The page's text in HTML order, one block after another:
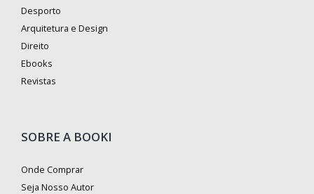
Desporto
Arquitetura e Design
Direito
Ebooks
Revistas
SOBRE A BOOKI
Onde Comprar
Seja Nosso Autor